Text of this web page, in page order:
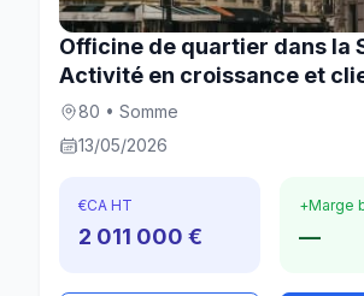
Officine de quartier dans la
Activité en croissance et
80 • Somme
13/05/2026
€CA HT
2 011 000 €
+Marge
—